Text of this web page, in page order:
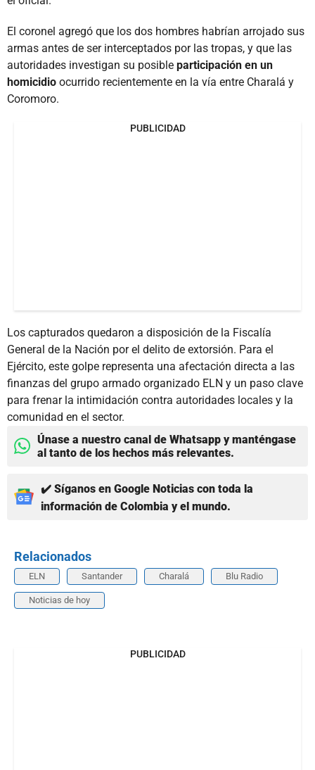
El coronel agregó que los dos hombres habrían arrojado sus
armas antes de ser interceptados por las tropas, y que las
autoridades investigan su posible participación en un
homicidio ocurrido recientemente en la vía entre Charalá y
Coromoro.
PUBLICIDAD
Los capturados quedaron a disposición de la Fiscalía
General de la Nación por el delito de extorsión. Para el
Ejército, este golpe representa una afectación directa a las
finanzas del grupo armado organizado ELN y un paso clave
para frenar la intimidación contra autoridades locales y la
comunidad en el sector.
Únase a nuestro canal de Whatsapp y manténgase
al tanto de los hechos más relevantes.
✔️ Síganos en Google Noticias con toda la
información de Colombia y el mundo.
Relacionados
ELN Santander Charalá Blu Radio
Noticias de hoy
PUBLICIDAD